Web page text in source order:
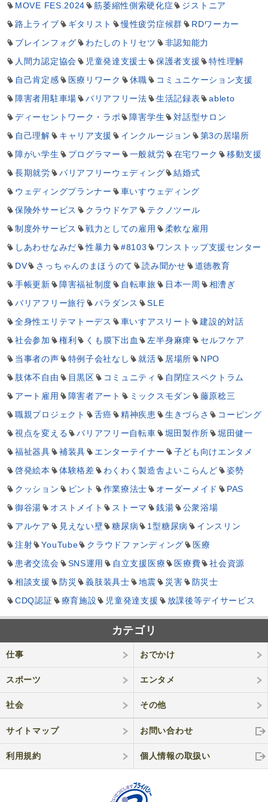
MOVE FES.2024
筋萎縮性側索硬化症
ジストニア
路上ライブ
ギタリスト 慢性疲労症候群
RDワーカー
ブレインフォグ
わたしのトリセツ
非認知能力
人間力認定協会
児童発達支援士 保護者支援
特性理解
自己肯定感
医療リワーク 休職
コミュニケーション支援
障害者用駐車場
バリアフリー法 生活記録表
ableto
ディーセントワーク・ラボ
障害学生
対話型サロン
自己理解
キャリア支援 インクルージョン
第3の居場所
障がい学生
プログラマー 一般就労 在宅ワーク
移動支援
長期就労
バリアフリーウェディング
結婚式
ウェディングプランナー
車いすウェディング
保険外サービス
クラウドケア
テクノツール
制度外サービス
戦力としての雇用
柔軟な雇用
しあわせなみだ
性暴力 #8103
ワンストップ支援センター
DV
さっちゃんのまほうのて 読み聞かせ
道徳教育
手帳更新
障害福祉制度 自転車旅 日本一周
相漕ぎ
バリアフリー旅行
パラダンス
SLE
全身性エリテマトーデス
車いすアスリート
建設的対話
社会参加
権利 くも膜下出血 左半身麻痺
セルフケア
当事者の声
特例子会社なし 就活 居場所
NPO
肢体不自由
目黒区 コミュニティ
自閉症スペクトラム
アート雇用
障害者アート ミックスモダン
藤原稔三
職親プロジェクト
舌癌 精神疾患 生きづらさ
コーピング
視点を変える
バリアフリー自転車 堀田製作所
堀田健一
福祉器具
補装具 エンターテイナー
子ども向けエンタメ
啓発絵本
体験格差 わくわく製造舎よいこらんど
姿勢
クッション
ピント 作業療法士 オーダーメイド
PAS
御谷湯
オストメイト ストーマ 銭湯
公衆浴場
アルケア
見えない壁 糖尿病 1型糖尿病
インスリン
注射
YouTube クラウドファンディング
医療
患者交流会
SNS運用 自立支援医療 医療費
社会資源
相談支援
防災 義肢装具士 地震 災害
防災士
CDQ認証
療育施設 児童発達支援 放課後等デイサービス
カテゴリ
仕事 おでかけ
スポーツ エンタメ
社会 その他
サイトマップ お問い合わせ
利用規約 個人情報の取扱い